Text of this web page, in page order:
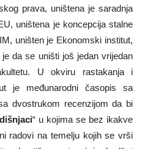
prava, uništena je saradnja
uništena je koncepcija stalne
uništen je Ekonomski institut,
da se uništi još jedan vrijedan
U okviru rastakanja i
je međunarodni časopis sa
dvostrukom recenzijom da bi
“ u kojima se bez ikakve
radovi na temelju kojih se vrši